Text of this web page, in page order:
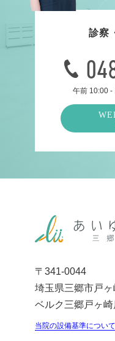
診察
午前 10:00
〒341-0044
埼玉県三郷市戸
ベルク三郷戸ヶ
当院の設備基準につい